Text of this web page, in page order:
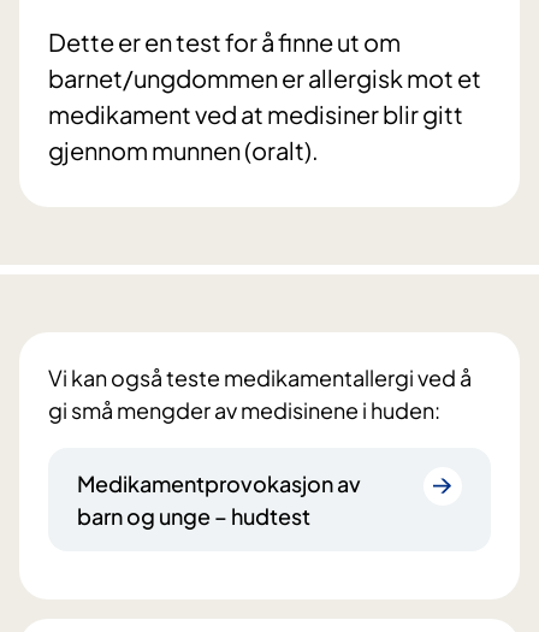
Dette er en test for å finne ut om
barnet/ungdommen er allergisk mot et
medikament ved at medisiner blir gitt
gjennom munnen (oralt).
Vi kan også teste medikamentallergi ved å
gi små mengder av medisinene i huden:
Medikamentprovokasjon av
barn og unge – hudtest